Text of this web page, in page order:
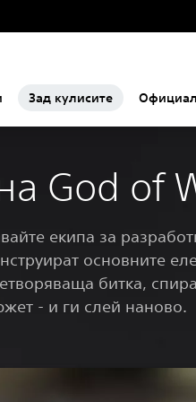
Зад кулисите
God of
екипа за
основните
битка,
- и ги слей наново.